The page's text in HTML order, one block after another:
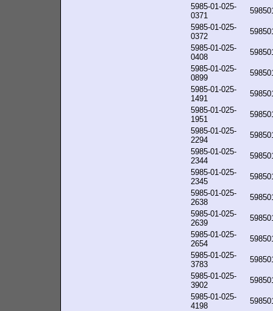
5985-01-025-
0371
5985-01-025-
0372
5985-01-025-
0408
5985-01-025-
0899
5985-01-025-
1491
5985-01-025-
1951
5985-01-025-
2294
5985-01-025-
2344
5985-01-025-
2345
5985-01-025-
2638
5985-01-025-
2639
5985-01-025-
2654
5985-01-025-
3783
5985-01-025-
3902
5985-01-025-
4198